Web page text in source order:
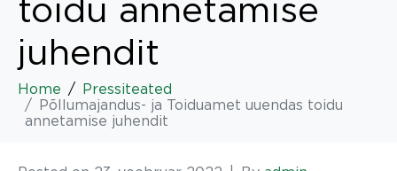
toidu annetamise
juhendit
Home
Pressiteated
Põllumajandus- ja Toiduamet uuendas toidu
annetamise juhendit